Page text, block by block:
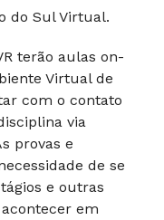
do Sul Virtual.
terão aulas on-
Virtual de
com o contato
via
provas e
de se
e outras
em